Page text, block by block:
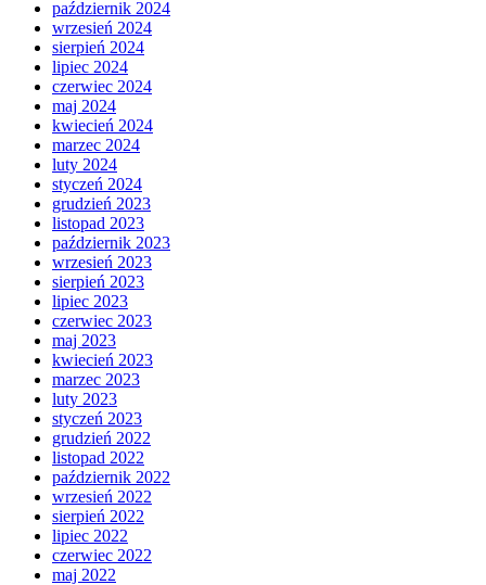
październik 2024
wrzesień 2024
sierpień 2024
lipiec 2024
czerwiec 2024
maj 2024
kwiecień 2024
marzec 2024
luty 2024
styczeń 2024
grudzień 2023
listopad 2023
październik 2023
wrzesień 2023
sierpień 2023
lipiec 2023
czerwiec 2023
maj 2023
kwiecień 2023
marzec 2023
luty 2023
styczeń 2023
grudzień 2022
listopad 2022
październik 2022
wrzesień 2022
sierpień 2022
lipiec 2022
czerwiec 2022
maj 2022